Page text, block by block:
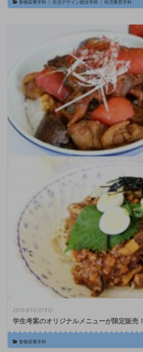
食物栄養学科| 生活デザイン総合学科| 幼児教育学科
2016年10月19日
学生考案のオリジナルメニューが限定販売！
食物栄養学科